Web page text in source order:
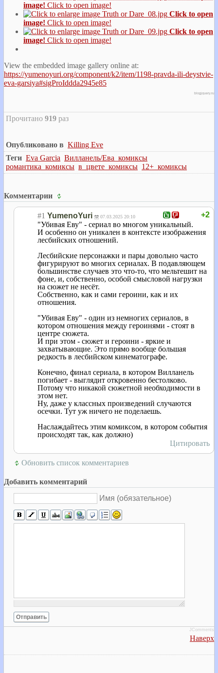
image! Click to open image!
Click to open
image! Click to open image!
Click to open
image! Click to open image!
View the embedded image gallery online at:
https://yumenoyuri.org/component/k2/item/1198-pravda-ili-deystvie-
eva-garsiya#sigProIddda2945e85
blogjquery.ru
Прочитано 919 раз
Опубликовано в Killing Eve
Теги Eva Garcia Вилланель/Ева_комиксы
романтика_комиксы в_цвете_комиксы 12+_комиксы
Комментарии
+2
#1 YumenoYuri 07.03.2025 20:10
"Убивая Еву" - сериал во многом уникальный.
И особенно он уникален в контексте изображения
лесбийских отношений.
Лесбийские персонажки и пары довольно часто
фигурируют во многих сериалах. В подавляющем
большинстве случаев это что-то, что мельтешит на
фоне, и, собственно, особой смысловой нагрузки
на сюжет не несёт.
Собственно, как и сами героини, как и их
отношения.
"Убивая Еву" - один из немногих сериалов, в
котором отношения между героинями - стоят в
центре сюжета.
И при этом - сюжет и героини - яркие и
захватывающие. Это прямо вообще большая
редкость в лесбийском кинематографе.
Конечно, финал сериала, в котором Вилланель
погибает - выглядит откровенно бестолково.
Потому что никакой сюжетной необходимости в
этом нет.
Ну, даже у классных произведений случаются
осечки. Тут уж ничего не поделаешь.
Наслаждайтесь этим комиксом, в котором события
происходят так, как должно)
Цитировать
Обновить список комментариев
Добавить комментарий
Имя (обязательное)
Отправить
JComments
Наверх